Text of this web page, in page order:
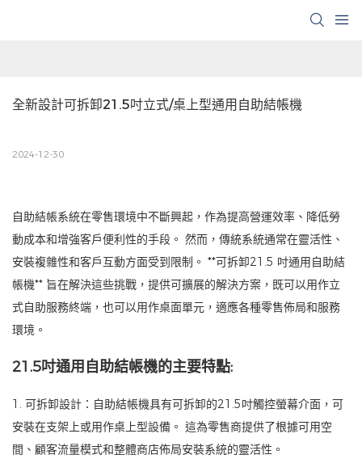
全新設計可拆卸21.5吋立式/桌上型通用自助結帳機
2024-12-30
自助結帳系統在零售環境中不斷興起，作為提高營運效率、降低勞
動成本和增強客戶便利性的手段。 然而，傳統系統通常在靈活性、
安裝複雜性和客戶互動方面受到限制。 **可拆卸21.5 吋通用自助結
帳機** 旨在解決這些挑戰，提供可擴展的解決方案，既可以用作立
式自助服務終端，也可以用作桌面單元，適應各種零售佈局和服務
環境。
21.5吋通用自助結帳機的主要特點:
1. 可拆卸設計：自助結帳機具有可拆卸的21.5吋觸控螢幕介面，可
安裝在支架上或用作桌上型設備。 這為零售商提供了根據可用空
間、顧客流量模式和整體商店佈局安裝系統的靈活性。